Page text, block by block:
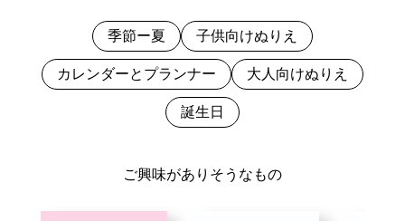
ご興味がありそうなもの
季節ー夏 子供向けぬりえ
カレンダーとプランナー 大人向けぬりえ
誕生日